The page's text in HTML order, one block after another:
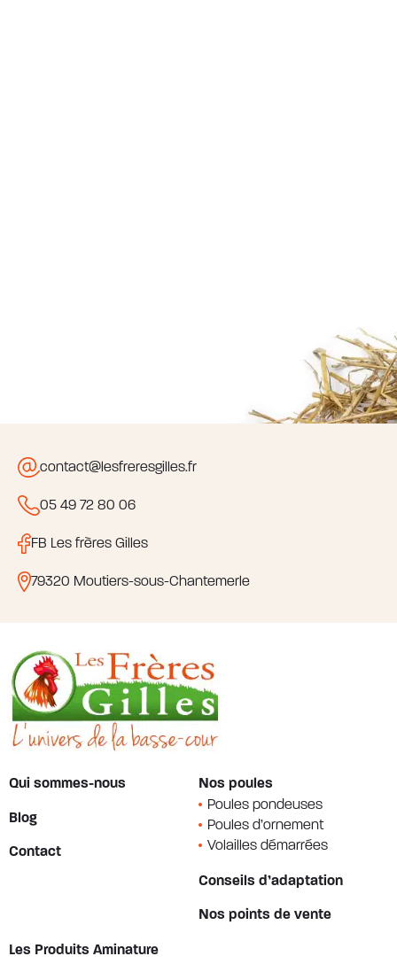
contact@lesfreresgilles.fr
05 49 72 80 06
FB Les frères Gilles
79320 Moutiers-sous-Chantemerle
Qui sommes-nous
Blog
Contact
Nos poules
Poules pondeuses
Poules d’ornement
Volailles démarrées
Conseils d’adaptation
Nos points de vente
Les Produits Aminature